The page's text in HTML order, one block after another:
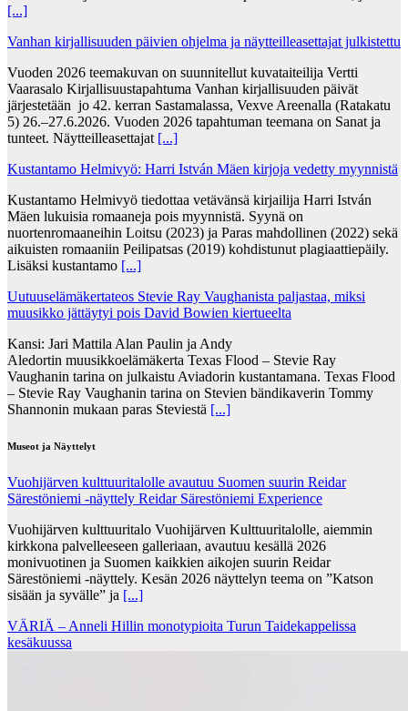
[...]
Vanhan kirjallisuuden päivien ohjelma ja näytteilleasettajat julkistettu
Vuoden 2026 teemakuvan on suunnitellut kuvataiteilija Vertti
Vaarasalo Kirjallisuustapahtuma Vanhan kirjallisuuden päivät
järjestetään jo 42. kerran Sastamalassa, Vexve Areenalla (Ratakatu
5) 26.–27.6.2026. Vuoden 2026 tapahtuman teemana on Sanat ja
tunteet. Näytteilleasettajat [...]
Kustantamo Helmivyö: Harri István Mäen kirjoja vedetty myynnistä
Kustantamo Helmivyö tiedottaa vetävänsä kirjailija Harri István
Mäen lukuisia romaaneja pois myynnistä. Syynä on
nuortenromaaneihin Loitsu (2023) ja Paras mahdollinen (2022) sekä
aikuisten romaaniin Peilipatsas (2019) kohdistunut plagiaattiepäily.
Lisäksi kustantamo [...]
Uutuuselämäkertateos Stevie Ray Vaughanista paljastaa, miksi
muusikko jättäytyi pois David Bowien kiertueelta
Kansi: Jari Mattila Alan Paulin ja Andy
Aledortin muusikkoelämäkerta Texas Flood – Stevie Ray
Vaughanin tarina on julkaistu Aviadorin kustantamana. Texas Flood
– Stevie Ray Vaughanin tarina on Stevien bändikaverin Tommy
Shannonin mukaan paras Steviestä [...]
Museot ja Näyttelyt
Vuohijärven kulttuuritalolle avautuu Suomen suurin Reidar
Särestöniemi -näyttely Reidar Särestöniemi Experience
Vuohijärven kulttuuritalo Vuohijärven Kulttuuritalolle, aiemmin
kirkkona palvelleeseen galleriaan, avautuu kesällä 2026
monivuotinen ja Suomen kaikkien aikojen suurin Reidar
Särestöniemi -näyttely. Kesän 2026 näyttelyn teema on ”Katson
sisään ja syvälle” ja [...]
VÄRIÄ – Anneli Hillin monotypioita Turun Taidekappelissa
kesäkuussa